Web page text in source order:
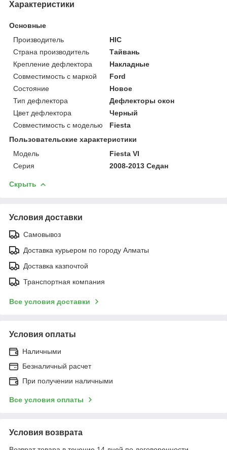
Характеристики
Основные
Производитель
HIC
Страна производитель
Тайвань
Крепление дефлектора
Накладные
Совместимость с маркой
Ford
Состояние
Новое
Тип дефлектора
Дефлекторы окон
Цвет дефлектора
Черный
Совместимость с моделью
Fiesta
Пользовательские характеристики
Модель
Fiesta VI
Серия
2008-2013 Седан
Скрыть
Условия доставки
Самовывоз
Доставка курьером по городу Алматы
Доставка казпочтой
Транспортная компания
Все условия доставки
Условия оплаты
Наличными
Безналичный расчет
При получении наличными
Все условия оплаты
Условия возврата